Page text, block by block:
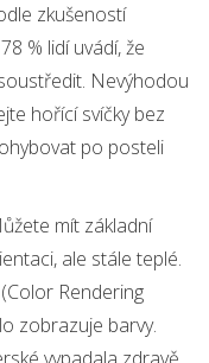
zkušeností
% lidí uvádí, že
Nevýhodou
hořící svíčky bez
po posteli
mít základní
ale stále teplé.
Rendering
zobrazuje barvy.